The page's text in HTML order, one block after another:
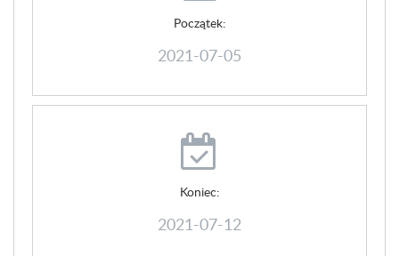
Początek:
2021-07-05
Koniec:
2021-07-12